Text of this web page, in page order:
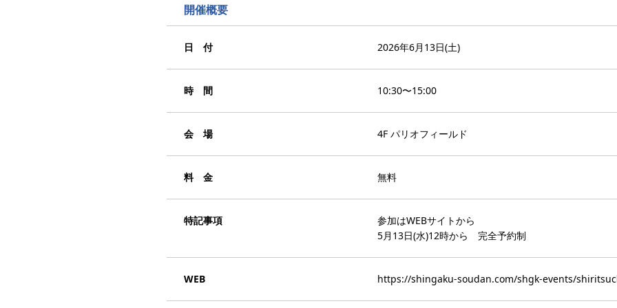
開催概要
日 付 2026年6月13日(土)
時 間 10:30〜15:00
会 場 4F パリオフィールド
料 金 無料
特記事項
参加はWEBサイトから
5月13日(水)12時から 完全予約制
WEB https://shingaku-soudan.com/shgk-events/